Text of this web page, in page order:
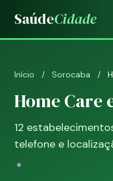
SaúdeCidade
Início / Sorocaba /
Home Care
12
telefone e